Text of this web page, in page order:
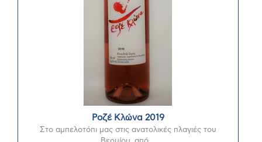
Ροζέ Κλώνα 2019
Στο αμπελοτόπι μας στις ανατολικές πλαγιές του